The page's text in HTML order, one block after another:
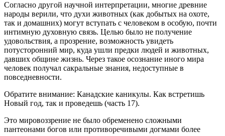
Согласно другой научной интерпретации, многие древние
народы верили, что духи животных (как добытых на охоте,
так и домашних) могут вступать с человеком в особую, почти
интимную духовную связь. Целью было не получение
удовольствия, а прозрение, возможность увидеть
потусторонний мир, куда ушли предки людей и животных,
давших общине жизнь. Через такое осознание иного мира
человек получал сакральные знания, недоступные в
повседневности.
Обратите внимание: Канадские каникулы. Как встретишь
Новый год, так и проведешь (часть 17).
Это мировоззрение не было обременено сложными
пантеонами богов или противоречивыми догмами более